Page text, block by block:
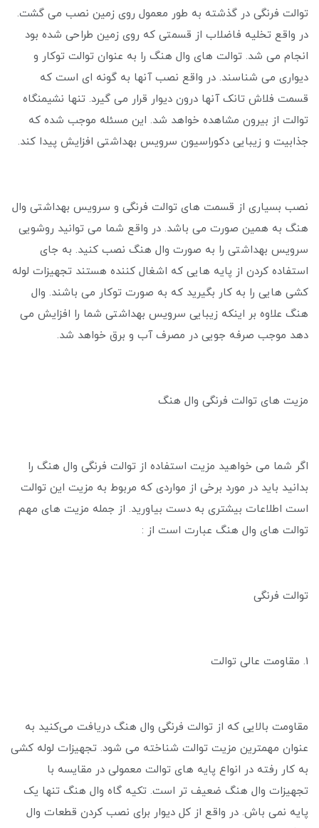
توالت فرنگی در گذشته به طور معمول روی زمین نصب می گشت.
در واقع تخلیه فاضلاب از قسمتی که روی زمین طراحی شده بود
انجام می ‌شد. توالت های وال هنگ را به عنوان توالت توکار و
دیواری می شناسند. در واقع نصب آنها به گونه ‌ای است که
قسمت فلاش تانک آنها درون دیوار قرار می گیرد. تنها نشیمنگاه
توالت از بیرون مشاهده خواهد شد. این مسئله موجب شده که
جذابیت و زیبایی دکوراسیون سرویس بهداشتی افزایش پیدا کند.
نصب بسیاری از قسمت‌ های توالت فرنگی و سرویس بهداشتی وال
هنگ به همین صورت می باشد. در واقع شما می توانید روشویی
سرویس بهداشتی را به صورت وال هنگ نصب کنید. به جای
استفاده کردن از پایه هایی که اشغال کننده هستند تجهیزات لوله
کشی هایی را به کار بگیرید که به صورت توکار می باشند. وال
هنگ علاوه بر اینکه زیبایی سرویس بهداشتی شما را افزایش می
‌دهد موجب صرفه جویی در مصرف آب و برق خواهد شد.
مزیت های توالت فرنگی وال هنگ
اگر شما می خواهید مزیت استفاده از توالت فرنگی وال هنگ را
بدانید باید در مورد برخی از مواردی که مربوط به مزیت این توالت
است اطلاعات بیشتری به دست بیاورید. از جمله مزیت‌ های مهم
توالت های وال هنگ عبارت است از :
توالت فرنگی
1. مقاومت عالی توالت
مقاومت بالایی که از توالت فرنگی وال هنگ دریافت می‌کنید به
عنوان مهمترین مزیت توالت شناخته می ‌شود. تجهیزات لوله کشی
به کار رفته در انواع پایه های توالت معمولی در مقایسه با
تجهیزات وال هنگ ضعیف تر است. تکیه گاه وال هنگ تنها یک
پایه نمی باش. در واقع از کل دیوار برای نصب کردن قطعات وال